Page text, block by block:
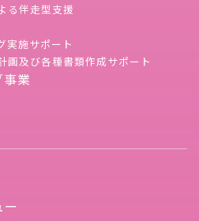
る伴走型支援
実施サポート
及び各種書類作成サポート
業